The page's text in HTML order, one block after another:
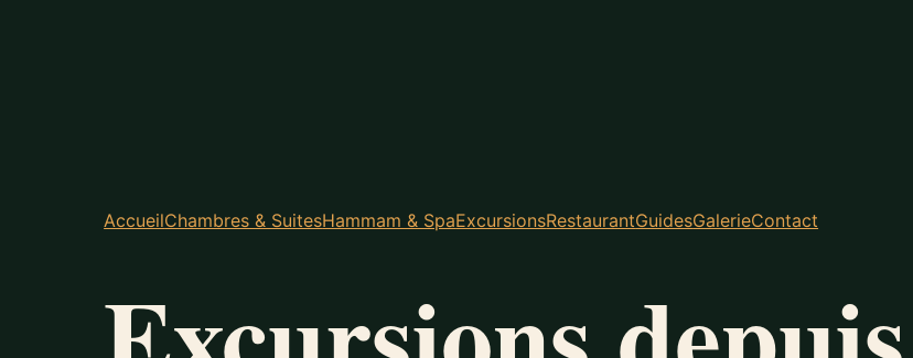
AccueilChambres & SuitesHammam & SpaExcursionsRestaurantGuidesGalerieContact